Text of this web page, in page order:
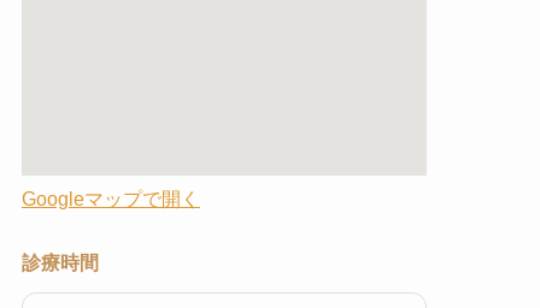
Googleマップで開く
診療時間